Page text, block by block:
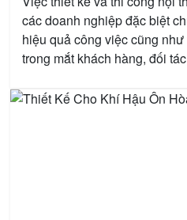
các doanh nghiệp đặc biệt
hiệu quả công việc cũng
trong mắt khách hàng, đối